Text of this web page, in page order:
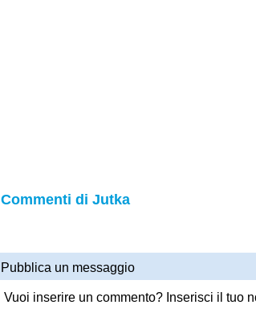
Commenti di Jutka
Pubblica un messaggio
Vuoi inserire un commento? Inserisci il tuo